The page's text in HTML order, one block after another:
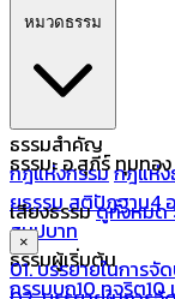
หมวดธรรม
ธรรมสำคัญ
กฎแห่งกรรมกฎแห่ง
ยธรรมสติปัฏฐาน4
สมุปบาท
ธรรมผู้เริ่มต้น
กรรมบถ10 ทุจริต10
ธรรมะ อ.สุภีร์ ทุมทอ
เสียงธรรมดูทั้งหมด
×
01. บรรยายในการจั